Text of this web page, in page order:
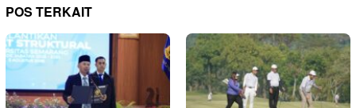
POS TERKAIT